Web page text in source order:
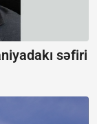
səfiri